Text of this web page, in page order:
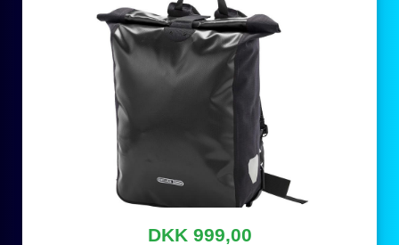
DKK 999,00